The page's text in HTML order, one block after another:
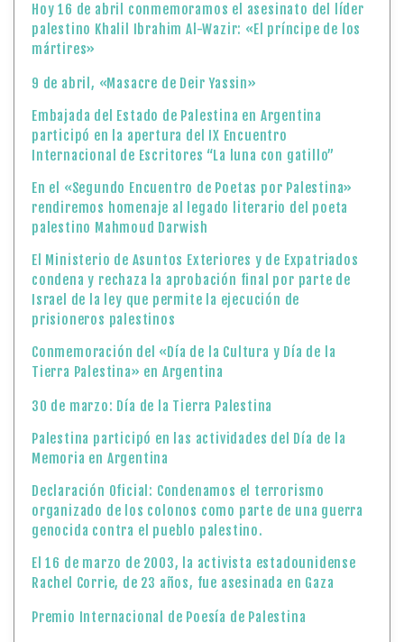
Hoy 16 de abril conmemoramos el asesinato del líder
palestino Khalil Ibrahim Al-Wazir: «El príncipe de los
mártires»
9 de abril, «Masacre de Deir Yassin»
Embajada del Estado de Palestina en Argentina
participó en la apertura del IX Encuentro
Internacional de Escritores “La luna con gatillo”
En el «Segundo Encuentro de Poetas por Palestina»
rendiremos homenaje al legado literario del poeta
palestino Mahmoud Darwish
El Ministerio de Asuntos Exteriores y de Expatriados
condena y rechaza la aprobación final por parte de
Israel de la ley que permite la ejecución de
prisioneros palestinos
Conmemoración del «Día de la Cultura y Día de la
Tierra Palestina» en Argentina
30 de marzo: Día de la Tierra Palestina
Palestina participó en las actividades del Día de la
Memoria en Argentina
Declaración Oficial: Condenamos el terrorismo
organizado de los colonos como parte de una guerra
genocida contra el pueblo palestino.
El 16 de marzo de 2003, la activista estadounidense
Rachel Corrie, de 23 años, fue asesinada en Gaza
Premio Internacional de Poesía de Palestina